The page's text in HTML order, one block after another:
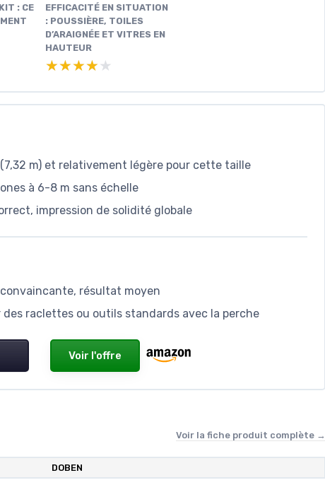
: CE
EFFICACITÉ EN SITUATION
: POUSSIÈRE, TOILES
D’ARAIGNÉE ET VITRES EN
HAUTEUR
★★★★★
★★★★★
m) et relativement légère pour cette taille
à 6-8 m sans échelle
impression de solidité globale
résultat moyen
raclettes ou outils standards avec la perche
Voir l'offre
Voir la fiche produit complète →
DOBEN